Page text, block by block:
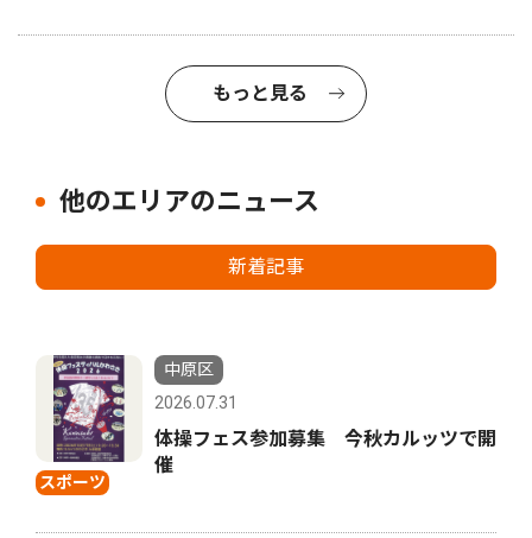
もっと見る
他のエリアのニュース
新着記事
スポーツ
中原区
2026.07.31
体操フェス参加募集 今秋カルッツで開
催